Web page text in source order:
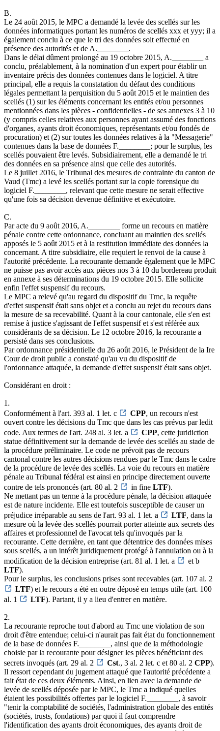
B.
Le 24 août 2015, le MPC a demandé la levée des scellés sur les
données informatiques portant les numéros de scellés xxx et yyy; il a
également conclu à ce que le tri des données soit effectué en
présence des autorités et de A.________.
Dans le délai dûment prolongé au 19 octobre 2015, A.________ a
conclu, préalablement, à la nomination d'un expert pour établir un
inventaire précis des données contenues dans le logiciel. A titre
principal, elle a requis la constatation du défaut des conditions
légales permettant la perquisition du 5 août 2015 et le maintien des
scellés (1) sur les éléments concernant les entités et/ou personnes
mentionnées dans les pièces - confidentielles - de ses annexes 3 à 10
(y compris celles relatives aux personnes ayant assumé des fonctions
d'organes, ayants droit économiques, représentants et/ou fondés de
procuration) et (2) sur toutes les données relatives à la "Messagerie"
contenues dans la base de données F.________; pour le surplus, les
scellés pouvaient être levés. Subsidiairement, elle a demandé le tri
des données en sa présence ainsi que celle des autorités.
Le 8 juillet 2016, le Tribunal des mesures de contrainte du canton de
Vaud (Tmc) a levé les scellés portant sur la copie forensique du
logiciel F.________, relevant que cette mesure ne serait effective
qu'une fois sa décision devenue définitive et exécutoire.
C.
Par acte du 9 août 2016, A.________ forme un recours en matière
pénale contre cette ordonnance, concluant au maintien des scellés
apposés le 5 août 2015 et à la restitution immédiate des données la
concernant. A titre subsidiaire, elle requiert le renvoi de la cause à
l'autorité précédente. La recourante demande également que le MPC
ne puisse pas avoir accès aux pièces nos 3 à 10 du bordereau produit
en annexe à ses déterminations du 19 octobre 2015. Elle sollicite
enfin l'effet suspensif du recours.
Le MPC a relevé qu'au regard du dispositif du Tmc, la requête
d'effet suspensif était sans objet et a conclu au rejet du recours dans
la mesure de sa recevabilité. Quant à la cour cantonale, elle s'en est
remise à justice s'agissant de l'effet suspensif et s'est référée aux
considérants de sa décision. Le 12 octobre 2016, la recourante a
persisté dans ses conclusions.
Par ordonnance présidentielle du 26 août 2016, le Président de la Ire
Cour de droit public a constaté qu'au vu du dispositif de
l'ordonnance attaquée, la demande d'effet suspensif était sans objet.
Considérant en droit :
1.
Conformément à l'art. 393 al. 1 let. c
CPP, un recours n'est
ouvert contre les décisions du Tmc que dans les cas prévus par ledit
code. Aux termes de l'art. 248 al. 3 let. a
CPP, cette juridiction
statue définitivement sur la demande de levée des scellés au stade de
la procédure préliminaire. Le code ne prévoit pas de recours
cantonal contre les autres décisions rendues par le Tmc dans le cadre
de la procédure de levée des scellés. La voie du recours en matière
pénale au Tribunal fédéral est ainsi en principe directement ouverte
contre de tels prononcés (art. 80 al. 2
in fine LTF).
Ne mettant pas un terme à la procédure pénale, la décision attaquée
est de nature incidente. Elle est toutefois susceptible de causer un
préjudice irréparable au sens de l'art. 93 al. 1 let. a
LTF, dans la
mesure où la levée des scellés pourrait porter atteinte aux secrets des
affaires et professionnel de l'avocat tels qu'invoqués par la
recourante. Cette dernière, en tant que détentrice des données mises
sous scellés, a un intérêt juridiquement protégé à l'annulation ou à la
modification de la décision entreprise (art. 81 al. 1 let. a
et b
LTF).
Pour le surplus, les conclusions prises sont recevables (art. 107 al. 2
LTF) et le recours a été en outre déposé en temps utile (art. 100
al. 1
LTF). Partant, il y a lieu d'entrer en matière.
2.
La recourante reproche tout d'abord au Tmc une violation de son
droit d'être entendue; celui-ci n'aurait pas fait état du fonctionnement
de la base de données F.________, ainsi que de la méthodologie
choisie par la recourante pour désigner les pièces bénéficiant des
secrets invoqués (art. 29 al. 2
Cst., 3 al. 2 let. c et 80 al. 2 CPP).
Il ressort cependant du jugement attaqué que l'autorité précédente a
fait état de ces deux éléments. Ainsi, en lien avec la demande de
levée de scellés déposée par le MPC, le Tmc a indiqué quelles
étaient les possibilités offertes par le logiciel F.________, à savoir
"tenir la comptabilité de sociétés, l'administration globale des entités
(sociétés, trusts, fondations) par quoi il faut comprendre
l'identification des ayants droit économiques, des ayants droit de